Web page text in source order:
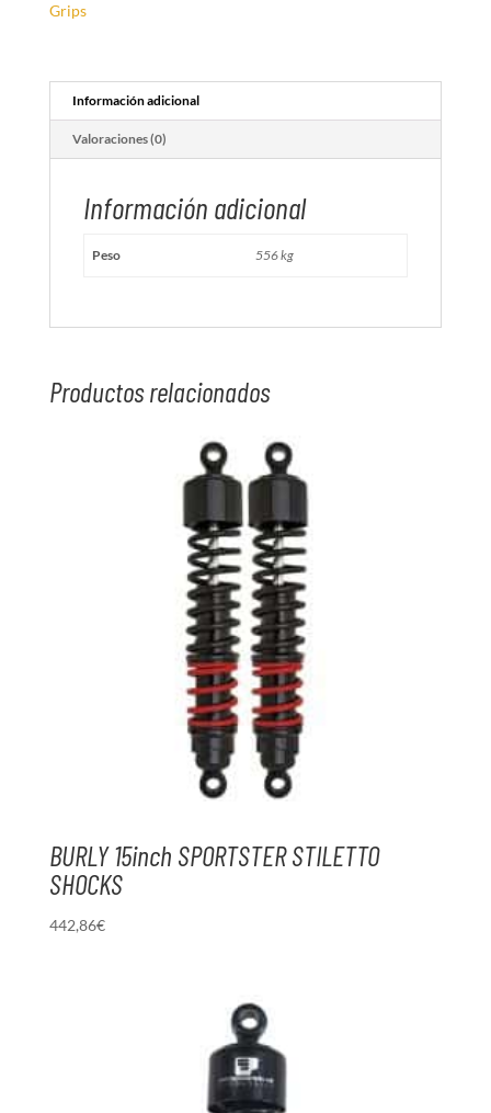
Grips
Información adicional
Valoraciones (0)
Información adicional
Peso 556 kg
Productos relacionados
BURLY 15inch SPORTSTER STILETTO
SHOCKS
442,86€